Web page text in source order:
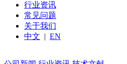
行业资讯
常见问题
关于我们
中文 | EN